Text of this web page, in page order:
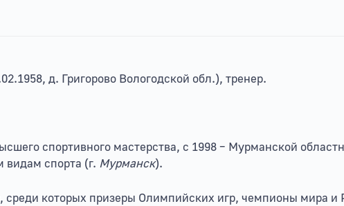
д. Григорово Вологодской обл.), тренер.
спортивного мастерства, с 1998 – Мурманской
спорта (г. Мурманск).
среди которых призеры Олимпийских игр, чемпионы мира и